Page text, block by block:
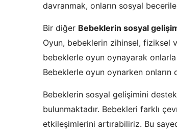
davranmak, onların sosyal
Bir diğer Bebeklerin sosyal
Oyun, bebeklerin zihinsel, fiziksel
bebeklerle oyun oynayarak
Bebeklerle oyun oynarken
Bebeklerin sosyal gelişimini
bulunmaktadır. Bebekleri farklı
etkileşimlerini artırabiliriz. Bu